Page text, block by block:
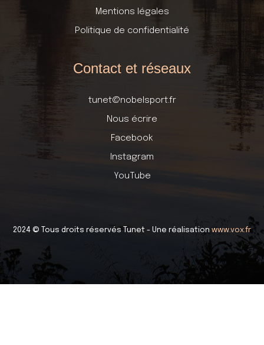
Mentions légales
Politique de confidentialité
Contact et réseaux
tunet@nobelsport.fr
Nous écrire
Facebook
Instagram
YouTube
2024 © Tous droits réservés Tunet - Une réalisation www.vox.fr